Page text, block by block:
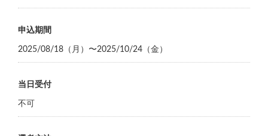
申込期間
2025/08/18（月）〜2025/10/24（金）
当日受付
不可